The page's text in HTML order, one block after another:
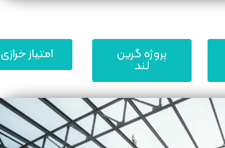
پروژه گرین
لند
امتیاز خرازی